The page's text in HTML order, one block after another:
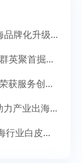
Shoptop代建站案例 | 津达线缆的出海品牌化升级之道
Shoptop杭州行|西湖茶话共商出海，群英聚首掘金未来
星球奖2022 获奖名单揭晓，Shoptop荣获服务创新奖！
抢位报名！Shoptop【一元代建站】助力产业出海，献礼14周年
Shoptop重磅发布《2023户外露营出海行业白皮书》！聚焦150亿美元市场，探寻增长新机遇